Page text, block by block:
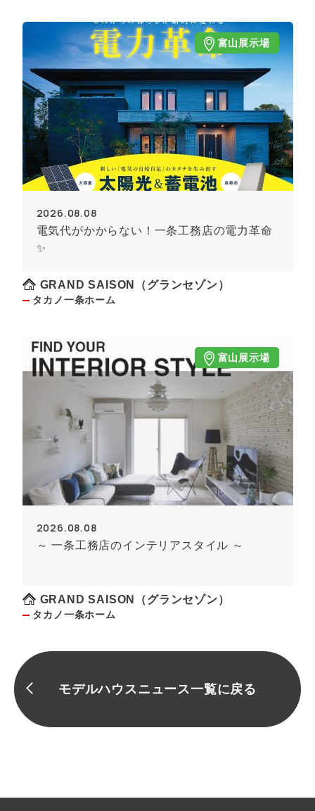
富山展示場
2026.08.08
電気代がかからない！一条工務店の電力革命
✨
GRAND SAISON（グランセゾン）
タカノ一条ホーム
富山展示場
2026.08.08
～ 一条工務店のインテリアスタイル ～
GRAND SAISON（グランセゾン）
タカノ一条ホーム
モデルハウスニュース一覧に戻る